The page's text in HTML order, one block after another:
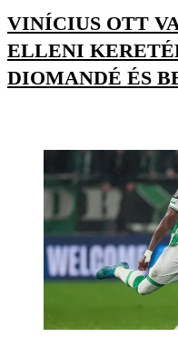
VINÍCIUS OTT
ELLENI
DIOMANDÉ ÉS